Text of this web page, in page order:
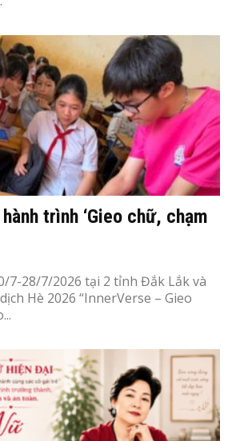
trình ‘Gieo chữ, chạm
7-28/7/2026 tại 2 tỉnh Đắk Lắk và
Hè 2026 “InnerVerse – Gieo